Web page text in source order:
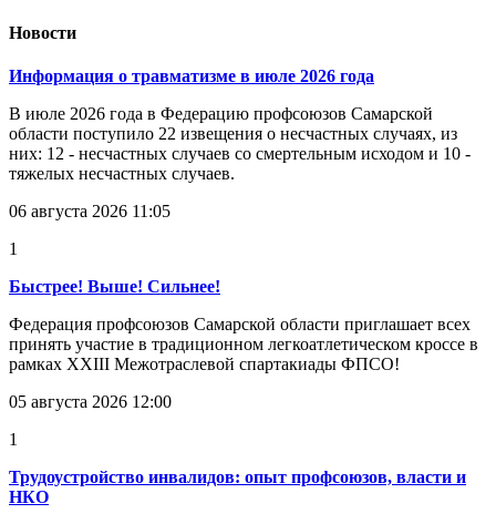
Новости
Информация о травматизме в июле 2026 года
В июле 2026 года в Федерацию профсоюзов Самарской
области поступило 22 извещения о несчастных случаях, из
них: 12 - несчастных случаев со смертельным исходом и 10 -
тяжелых несчастных случаев.
06 августа 2026 11:05
1
Быстрее! Выше! Сильнее!
Федерация профсоюзов Самарской области приглашает всех
принять участие в традиционном легкоатлетическом кроссе в
рамках XXIII Межотраслевой спартакиады ФПСО!
05 августа 2026 12:00
1
Трудоустройство инвалидов: опыт профсоюзов, власти и
НКО